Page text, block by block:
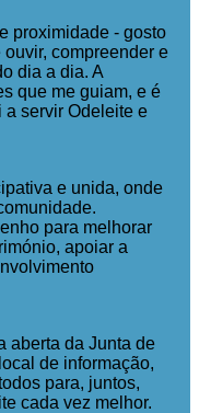
proximidade - gosto
compreender e
dia a dia. A
que me guiam, e é
servir Odeleite e
e unida, onde
para melhorar
apoiar a
aberta da Junta de
de informação,
para, juntos,
cada vez melhor.